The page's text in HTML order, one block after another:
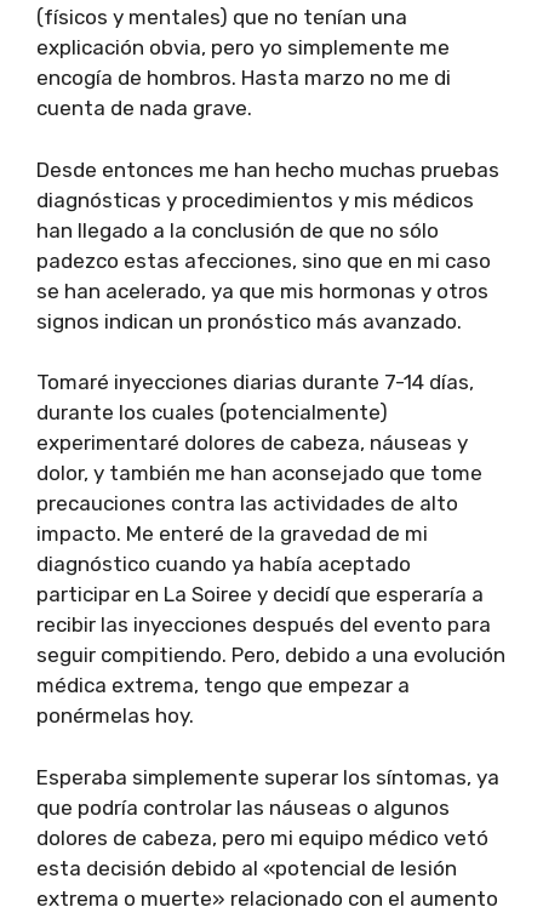
(físicos y mentales) que no tenían una
explicación obvia, pero yo simplemente me
encogía de hombros. Hasta marzo no me di
cuenta de nada grave.
Desde entonces me han hecho muchas pruebas
diagnósticas y procedimientos y mis médicos
han llegado a la conclusión de que no sólo
padezco estas afecciones, sino que en mi caso
se han acelerado, ya que mis hormonas y otros
signos indican un pronóstico más avanzado.
Tomaré inyecciones diarias durante 7-14 días,
durante los cuales (potencialmente)
experimentaré dolores de cabeza, náuseas y
dolor, y también me han aconsejado que tome
precauciones contra las actividades de alto
impacto. Me enteré de la gravedad de mi
diagnóstico cuando ya había aceptado
participar en La Soiree y decidí que esperaría a
recibir las inyecciones después del evento para
seguir compitiendo. Pero, debido a una evolución
médica extrema, tengo que empezar a
ponérmelas hoy.
Esperaba simplemente superar los síntomas, ya
que podría controlar las náuseas o algunos
dolores de cabeza, pero mi equipo médico vetó
esta decisión debido al «potencial de lesión
extrema o muerte» relacionado con el aumento